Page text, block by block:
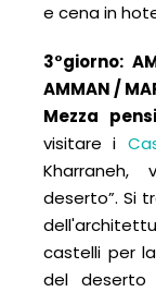
e cena in
3°giorno:
AMMAN /
Mezza
visitare i
deserto”. Si
castelli per
del